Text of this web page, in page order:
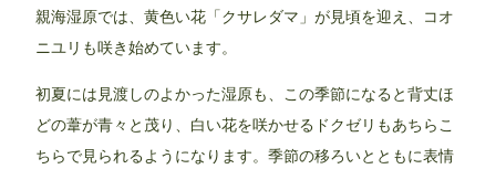
親海湿原では、黄色い花「クサレダマ」が見頃を迎え、コオ
ニユリも咲き始めています。
初夏には見渡しのよかった湿原も、この季節になると背丈ほ
どの葦が青々と茂り、白い花を咲かせるドクゼリもあちらこ
ちらで見られるようになります。季節の移ろいとともに表情